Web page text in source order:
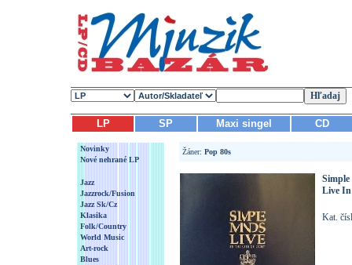
LP SP Maxi singel CD
Novinky
Nové nehrané LP
Jazz
Jazzrock/Fusion
Jazz Sk/Cz
Klasika
Folk/Country
World Music
Art-rock
Blues
Žáner: Pop 80s
Live
Kat.